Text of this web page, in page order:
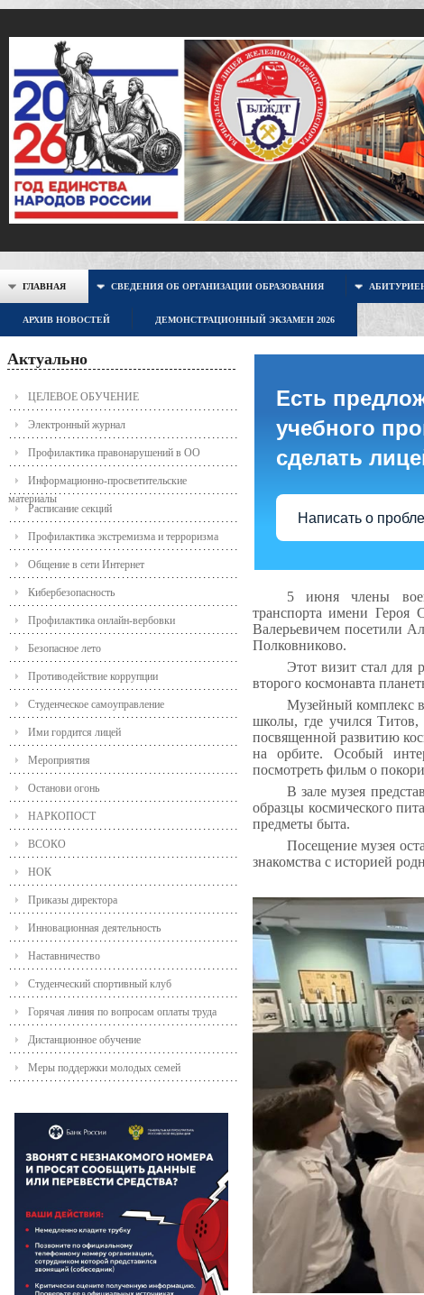
ГЛАВНАЯ СВЕДЕНИЯ ОБ ОРГАНИЗАЦИИ ОБРАЗОВАНИЯ
АРХИВ НОВОСТЕЙ ДЕМОНСТРАЦИОННЫЙ ЭКЗАМЕН 2026
Актуально
ЦЕЛЕВОЕ ОБУЧЕНИЕ
Электронный журнал
Профилактика правонарушений в ОО
Информационно-просветительские
материалы
Расписание секций
Профилактика экстремизма и терроризма
Общение в сети Интернет
Кибербезопасность
Профилактика онлайн-вербовки
Безопасное лето
Противодействие коррупции
Студенческое самоуправление
Ими гордится лицей
Мероприятия
Останови огонь
НАРКОПОСТ
ВСОКО
НОК
Приказы директора
Инновационная деятельность
Наставничество
Студенческий спортивный клуб
Горячая линия по вопросам оплаты труда
Дистанционное обучение
Меры поддержки молодых семей
Есть
учебного
сделать
Написать о
5 июня члены
транспорта имени Героя
Валерьевичем посетили
Полковниково.
Этот визит стал для
второго космонавта
Музейный комплекс
школы, где учился Титов,
посвященной развитию
на орбите. Особый
посмотреть фильм о
В зале музея
образцы космического
предметы быта.
Посещение музея
знакомства с историей